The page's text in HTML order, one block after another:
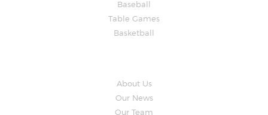
Baseball
Table Games
Basketball
About Us
Our News
Our Team